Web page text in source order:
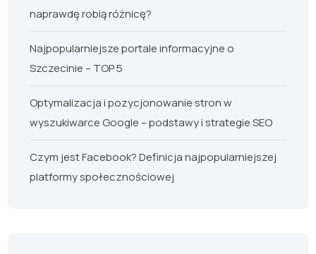
naprawdę robią różnicę?
Najpopularniejsze portale informacyjne o
Szczecinie – TOP 5
Optymalizacja i pozycjonowanie stron w
wyszukiwarce Google – podstawy i strategie SEO
Czym jest Facebook? Definicja najpopularniejszej
platformy społecznościowej